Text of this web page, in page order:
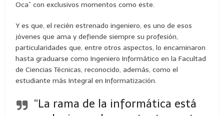
Oca” con exclusivos momentos como este.
Y es que, el recién estrenado ingeniero, es uno de esos
jóvenes que ama y defiende siempre su profesión,
particularidades que, entre otros aspectos, lo encaminaron
hasta graduarse como Ingeniero Informático en la Facultad
de Ciencias Técnicas, reconocido, además, como el
estudiante más Integral en Informatización.
“La rama de la informática está